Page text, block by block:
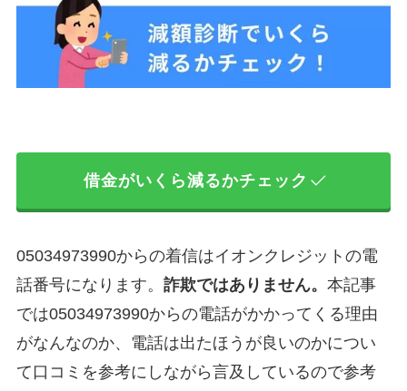
借金がいくら減るかチェック
05034973990からの着信はイオンクレジットの電
話番号になります。 詐欺ではありません。 本記事
では05034973990からの電話がかかってくる理由
がなんなのか、電話は出たほうが良いのかについ
て口コミを参考にしながら言及しているので参考